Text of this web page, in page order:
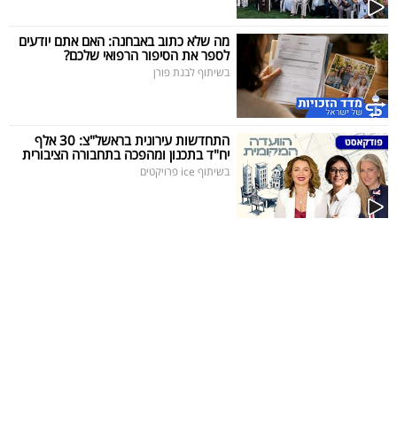
מה שלא כתוב באבחנה: האם אתם יודעים
לספר את הסיפור הרפואי שלכם?
בשיתוף לבנת פורן
התחדשות עירונית בראשל"צ: 30 אלף
יח"ד בתכנון ומהפכה בתחבורה הציבורית
בשיתוף ice פרויקטים